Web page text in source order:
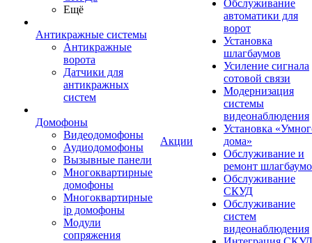
Ещё
Антикражные системы
Антикражные
ворота
Датчики для
антикражных
систем
Домофоны
Видеодомофоны
Аудиодомофоны
Вызывные панели
Многоквартирные
домофоны
Многоквартирные
ip домофоны
Модули
сопряжения
Акции
Обслуживание
автоматики для
ворот
Установка
шлагбаумов
Усиление сигнала
сотовой связи
Модернизация
системы
видеонаблюдения
Установка
дома»
Обслуживание и
ремонт
Обслуживание
СКУД
Обслуживание
систем
видеонаблюдения